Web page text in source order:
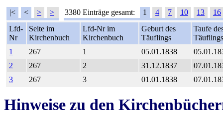
|< < > >| 3380 Einträge gesamt: 1 4 7 10 13
16
Lfd-
Nr
Seite im
Kirchenbuch
Lfd-Nr im
Kirchenbuch
Geburt des
Täuflings
Taufe
Täuflings
1
267 1 05.01.1838
2
267 2 31.12.1837
3
267 3 01.01.1838
Hinweise zu den